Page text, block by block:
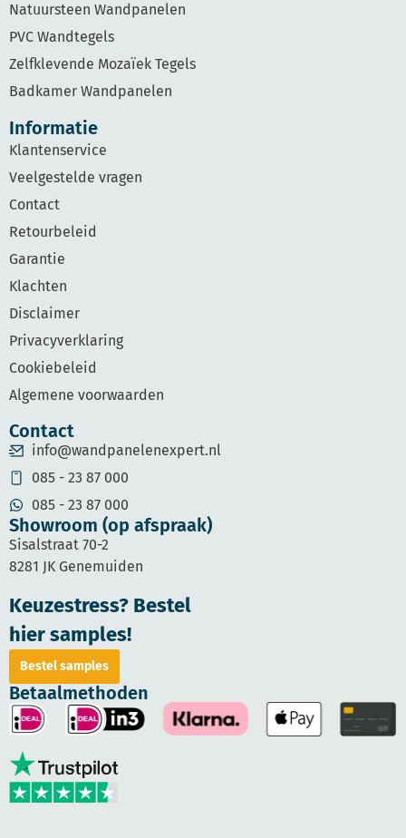
Natuursteen Wandpanelen
PVC Wandtegels
Zelfklevende Mozaïek Tegels
Badkamer Wandpanelen
Informatie
Klantenservice
Veelgestelde vragen
Contact
Retourbeleid
Garantie
Klachten
Disclaimer
Privacyverklaring
Cookiebeleid
Algemene voorwaarden
Contact
info@wandpanelenexpert.nl
085 - 23 87 000
085 - 23 87 000
Showroom (op afspraak)
Sisalstraat 70-2
8281 JK Genemuiden
Keuzestress? Bestel
hier samples!
Bestel samples
Betaalmethoden